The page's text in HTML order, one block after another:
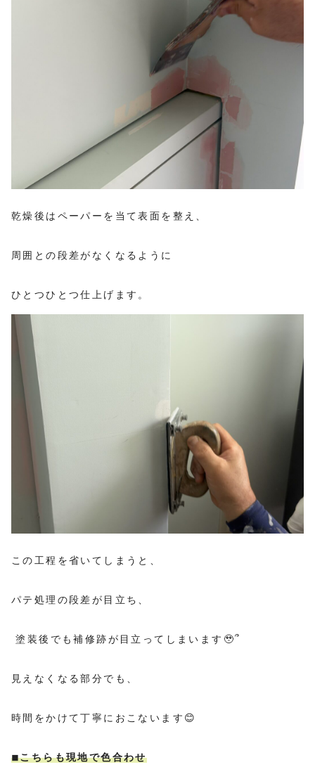
乾燥後はペーパーを当て表面を整え、
周囲との段差がなくなるように
ひとつひとつ仕上げます。
この工程を省いてしまうと、
パテ処理の段差が目立ち、
塗装後でも補修跡が目立ってしまいます🥹՞
見えなくなる部分でも、
時間をかけて丁寧におこないます😊
◾︎こちらも現地で色合わせ